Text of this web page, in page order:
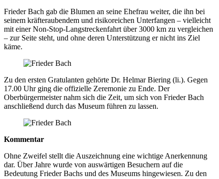
Frieder Bach gab die Blumen an seine Ehefrau weiter, die ihn bei
seinem kräfteraubendem und risikoreichen Unterfangen – vielleicht
mit einer Non-Stop-Langstreckenfahrt über 3000 km zu vergleichen
– zur Seite steht, und ohne deren Unterstützung er nicht ins Ziel
käme.
Zu den ersten Gratulanten gehörte Dr. Helmar Biering (li.). Gegen
17.00 Uhr ging die offizielle Zeremonie zu Ende. Der
Oberbürgermeister nahm sich die Zeit, um sich von Frieder Bach
anschließend durch das Museum führen zu lassen.
Kommentar
Ohne Zweifel stellt die Auszeichnung eine wichtige Anerkennung
dar. Über Jahre wurde von auswärtigen Besuchern auf die
Bedeutung Frieder Bachs und des Museums hingewiesen. Zu den